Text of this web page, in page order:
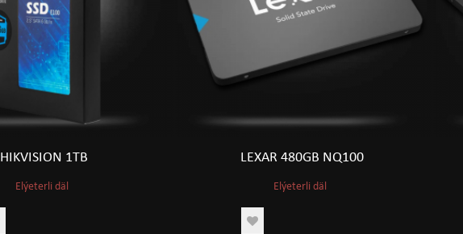
HIKVISION 1TB
Elýeterli däl
LEXAR 480GB NQ100
Elýeterli däl